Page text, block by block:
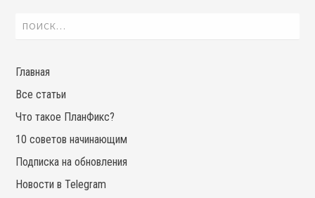
Найти:
Главная
Все статьи
Что такое ПланФикс?
10 советов начинающим
Подписка на обновления
Новости в Telegram